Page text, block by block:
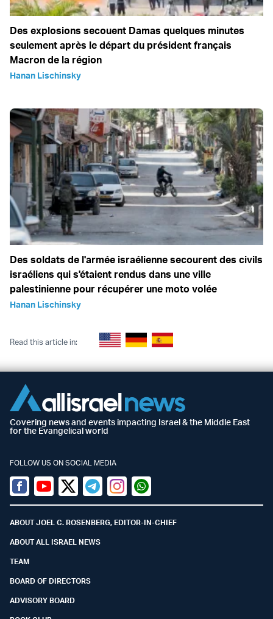
Des explosions secouent Damas quelques minutes
seulement après le départ du président français
Macron de la région
Hanan Lischinsky
Des soldats de l'armée israélienne secourent des civils
israéliens qui s'étaient rendus dans une ville
palestinienne pour récupérer une moto volée
Hanan Lischinsky
Read this article in:
Covering news and events impacting Israel & the Middle East
for the Evangelical world
FOLLOW US ON SOCIAL MEDIA
Facebook
YoutubeTwitter (X)
TelegramInstagramWhatsapp
ABOUT JOEL C. ROSENBERG, EDITOR-IN-CHIEF
ABOUT ALL ISRAEL NEWS
TEAM
BOARD OF DIRECTORS
ADVISORY BOARD